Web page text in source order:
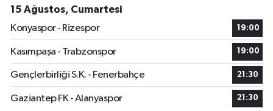
15 Ağustos, Cumartesi
Konyaspor - Rizespor
19:00
Kasımpaşa - Trabzonspor 19:00
Gençlerbirliği S.K. - Fenerbahçe 21:30
Gaziantep FK - Alanyaspor 21:30